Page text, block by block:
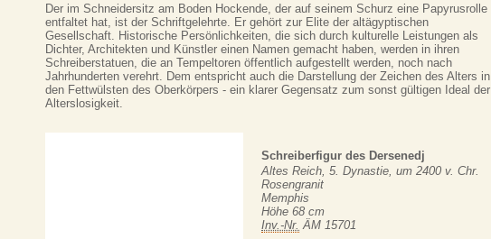
Der im Schneidersitz am Boden Hockende, der auf seinem Schurz eine Papyrusrolle
entfaltet hat, ist der Schriftgelehrte. Er gehört zur Elite der altägyptischen
Gesellschaft. Historische Persönlichkeiten, die sich durch kulturelle Leistungen als
Dichter, Architekten und Künstler einen Namen gemacht haben, werden in ihren
Schreiberstatuen, die an Tempeltoren öffentlich aufgestellt werden, noch nach
Jahrhunderten verehrt. Dem entspricht auch die Darstellung der Zeichen des Alters in
den Fettwülsten des Oberkörpers - ein klarer Gegensatz zum sonst gültigen Ideal der
Alterslosigkeit.
Schreiberfigur des Dersenedj
Altes Reich, 5. Dynastie, um 2400 v. Chr.
Rosengranit
Memphis
Höhe 68 cm
Inv.-Nr. ÄM 15701